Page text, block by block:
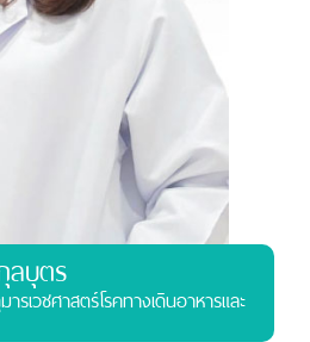
บุตร
รเวชศาสตร์โรคทางเดินอาหารและ